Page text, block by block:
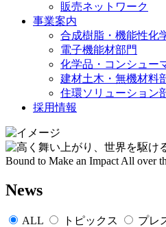
販売ネットワーク
事業案内
合成樹脂・機能性化
電子機能材部門
化学品・コンシュー
建材土木・無機材料
住環ソリューション
採用情報
News
ALL トピックス プレ